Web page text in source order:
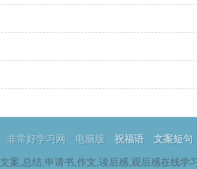
非常好学习网 电脑版 祝福语 文案短句
文案,总结,申请书,作文,读后感,观后感在线学